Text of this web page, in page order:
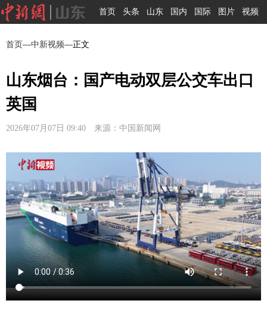
首页 头条 山东 国内 国际 图片 视频
首页—中新视频—正文
山东烟台：国产电动双层公交车出口
英国
2026年07月07日 09:40 来源：中国新闻网